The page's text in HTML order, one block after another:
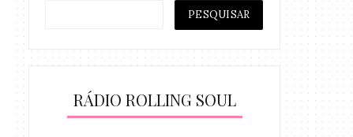
RÁDIO ROLLING SOUL